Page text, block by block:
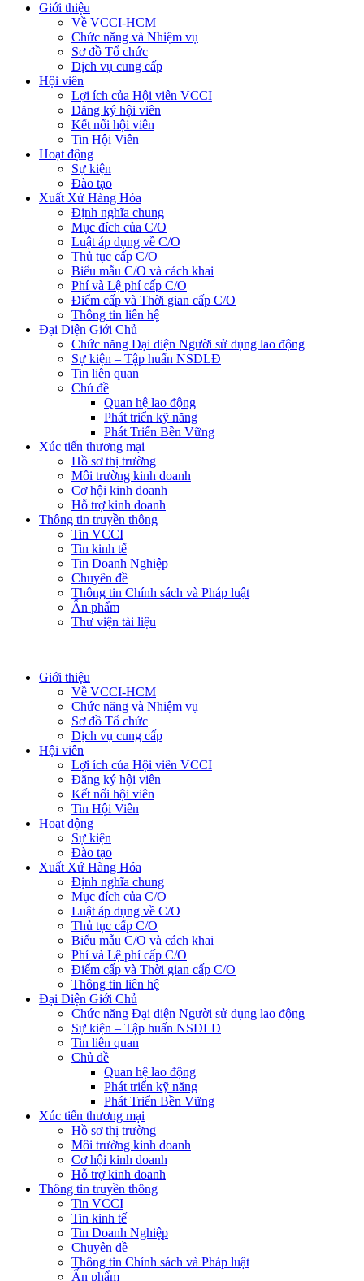
Giới thiệu
Về VCCI-HCM
Chức năng và Nhiệm vụ
Sơ đồ Tổ chức
Dịch vụ cung cấp
Hội viên
Lợi ích của Hội viên VCCI
Đăng ký hội viên
Kết nối hội viên
Tin Hội Viên
Hoạt động
Sự kiện
Đào tạo
Xuất Xứ Hàng Hóa
Định nghĩa chung
Mục đích của C/O
Luật áp dụng về C/O
Thủ tục cấp C/O
Biểu mẫu C/O và cách khai
Phí và Lệ phí cấp C/O
Điểm cấp và Thời gian cấp C/O
Thông tin liên hệ
Đại Diện Giới Chủ
Chức năng Đại diện Người sử dụng lao động
Sự kiện – Tập huấn NSDLĐ
Tin liên quan
Chủ đề
Quan hệ lao động
Phát triển kỹ năng
Phát Triển Bền Vững
Xúc tiến thương mại
Hồ sơ thị trường
Môi trường kinh doanh
Cơ hội kinh doanh
Hỗ trợ kinh doanh
Thông tin truyền thông
Tin VCCI
Tin kinh tế
Tin Doanh Nghiệp
Chuyên đề
Thông tin Chính sách và Pháp luật
Ấn phẩm
Thư viện tài liệu
Giới thiệu
Về VCCI-HCM
Chức năng và Nhiệm vụ
Sơ đồ Tổ chức
Dịch vụ cung cấp
Hội viên
Lợi ích của Hội viên VCCI
Đăng ký hội viên
Kết nối hội viên
Tin Hội Viên
Hoạt động
Sự kiện
Đào tạo
Xuất Xứ Hàng Hóa
Định nghĩa chung
Mục đích của C/O
Luật áp dụng về C/O
Thủ tục cấp C/O
Biểu mẫu C/O và cách khai
Phí và Lệ phí cấp C/O
Điểm cấp và Thời gian cấp C/O
Thông tin liên hệ
Đại Diện Giới Chủ
Chức năng Đại diện Người sử dụng lao động
Sự kiện – Tập huấn NSDLĐ
Tin liên quan
Chủ đề
Quan hệ lao động
Phát triển kỹ năng
Phát Triển Bền Vững
Xúc tiến thương mại
Hồ sơ thị trường
Môi trường kinh doanh
Cơ hội kinh doanh
Hỗ trợ kinh doanh
Thông tin truyền thông
Tin VCCI
Tin kinh tế
Tin Doanh Nghiệp
Chuyên đề
Thông tin Chính sách và Pháp luật
Ấn phẩm